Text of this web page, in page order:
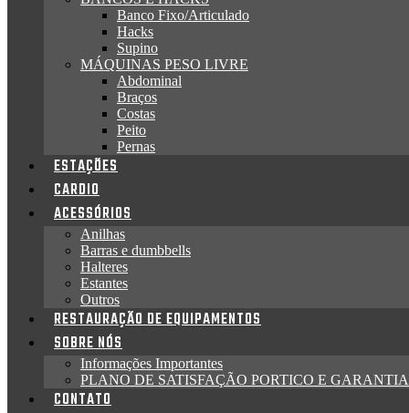
Banco Fixo/Articulado
Hacks
Supino
MÁQUINAS PESO LIVRE
Abdominal
Braços
Costas
Peito
Pernas
ESTAÇÕES
CARDIO
ACESSÓRIOS
Anilhas
Barras e dumbbells
Halteres
Estantes
Outros
RESTAURAÇÃO DE EQUIPAMENTOS
SOBRE NÓS
Informações Importantes
PLANO DE SATISFAÇÃO PORTICO E
CONTATO